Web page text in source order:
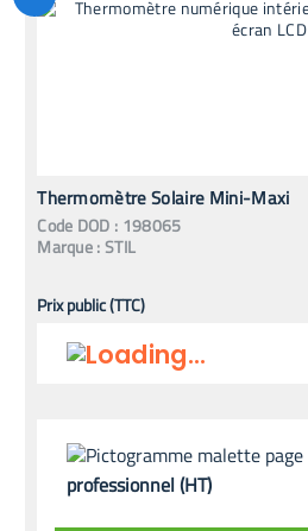
Thermomètre Solaire Mini-Maxi
Code DOD : 198065
Marque :STIL
Prix public (TTC)
professionnel (HT)